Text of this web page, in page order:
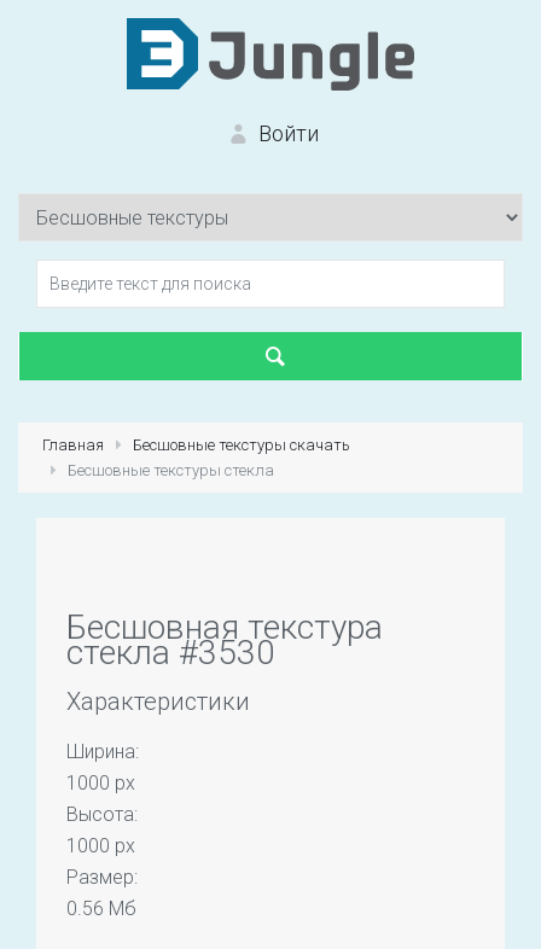
Войти
Вход на сайт
Первый раз?
Главная
Бесшовные текстуры скачать
Бесшовные текстуры стекла
Бесшовная текстура
стекла #3530
Характеристики
Ширина:
1000 px
Высота:
1000 px
Размер:
0.56 Мб